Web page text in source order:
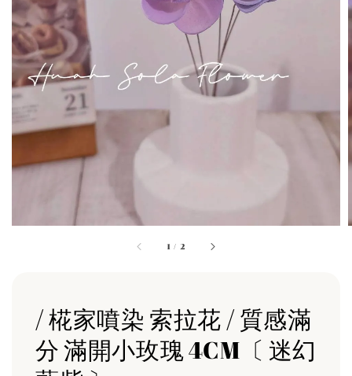
1 / 2
/ 椛家噴染 索拉花 / 質感滿
分 滿開小玫瑰 4CM〔 迷幻